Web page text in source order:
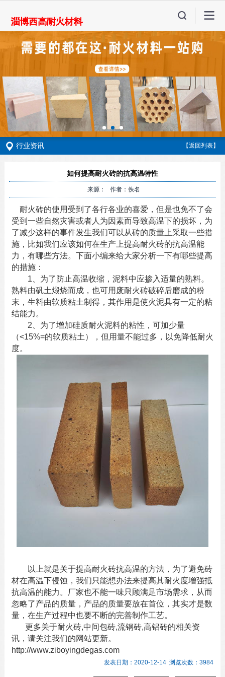
行业资讯 【返回列表】
如何提高耐火砖的抗高温特性
来源： 作者：佚名
耐火砖的使用受到了各行各业的喜爱，但是也免不了会
受到一些自然灾害或者人为因素而导致高温下的损坏，为
了减少这样的事件发生我们可以从砖的质量上采取一些措
施，比如我们应该如何在生产上提高耐火砖的抗高温能
力，有哪些方法。下面小编来给大家分析一下有哪些提高
的措施：
1、为了防止高温收缩，泥料中应掺入适量的熟料。
熟料由矾土煅烧而成，也可用废耐火砖破碎后磨成的粉
末，生料由软质粘土制得，其作用是使火泥具有一定的粘
结能力。
2、为了增加硅质耐火泥料的粘性，可加少量
（<15%=的软质粘土），但用量不能过多，以免降低耐火
度。
以上就是关于提高耐火砖抗高温的方法，为了避免砖
材在高温下侵蚀，我们只能想办法来提高其耐火度增强抵
抗高温的能力。厂家也不能一味只顾满足市场需求，从而
忽略了产品的质量，产品的质量要放在首位，其实才是数
量，在生产过程中也要不断的完善制作工艺。
更多关于耐火砖,中间包砖,流钢砖,高铝砖的相关资
讯，请关注我们的网站更新。
http://www.ziboyingdegas.com
发表日期：2020-12-14 浏览次数：3984